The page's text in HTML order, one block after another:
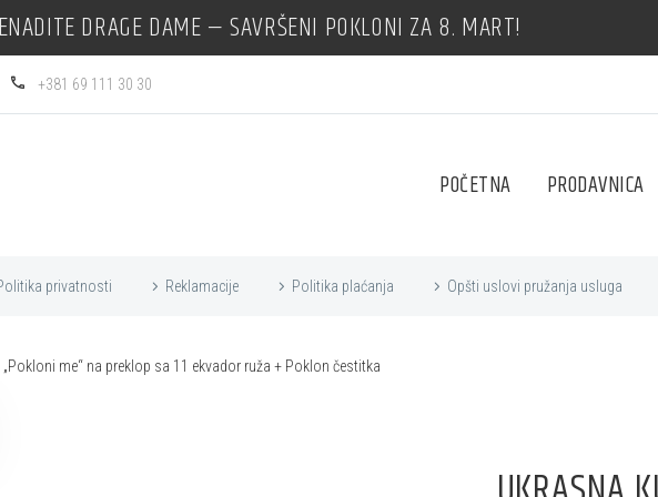
DRAGE DAME — SAVRŠENI POKLONI ZA 8. MART!
+381 69 111 30 30
POČETNA PRODAVNICA
privatnosti Reklamacije Politika plaćanja Opšti uslovi pružanja usluga
me“ na preklop sa 11 ekvador ruža + Poklon čestitka